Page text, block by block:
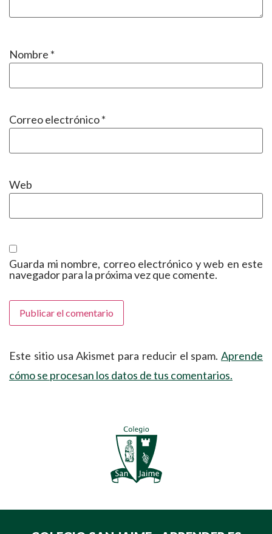
Nombre *
Correo electrónico*
Web
Guarda mi nombre, correo electrónico y web en este
navegador para la próxima vez que comente.
Este sitio usa Akismet para reducir el spam. Aprende
cómo se procesan los datos de tus comentarios.